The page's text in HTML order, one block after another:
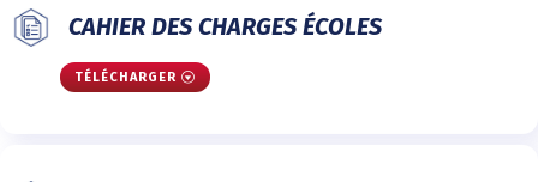
CAHIER DES CHARGES ÉCOLES
TÉLÉCHARGER